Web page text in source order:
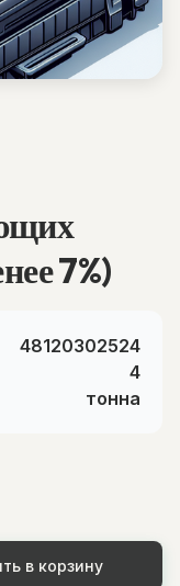
7%)
48120302524
4
тонна
в корзину